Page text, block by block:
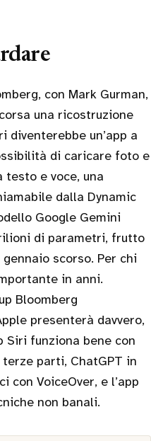
con Mark Gurman,
una ricostruzione
diventerebbe un’app a
di caricare foto e
e voce, una
dalla Dynamic
Google Gemini
di parametri, frutto
scorso. Per chi
in anni.
Bloomberg
presenterà davvero,
Siri funziona bene con
parti, ChatGPT in
con VoiceOver, e l’app
non banali.